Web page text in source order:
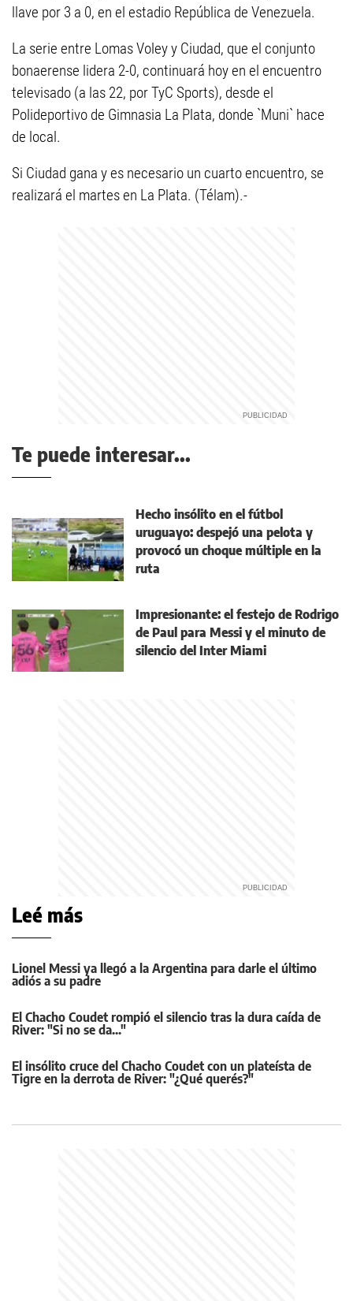
llave por 3 a 0, en el estadio República de Venezuela.
La serie entre Lomas Voley y Ciudad, que el conjunto
bonaerense lidera 2-0, continuará hoy en el encuentro
televisado (a las 22, por TyC Sports), desde el
Polideportivo de Gimnasia La Plata, donde `Muni` hace
de local.
Si Ciudad gana y es necesario un cuarto encuentro, se
realizará el martes en La Plata. (Télam).-
Te puede interesar...
Hecho insólito en el fútbol
uruguayo: despejó una pelota y
provocó un choque múltiple en la
ruta
Impresionante: el festejo de Rodrigo
de Paul para Messi y el minuto de
silencio del Inter Miami
Leé más
Lionel Messi ya llegó a la Argentina para darle el último
adiós a su padre
El Chacho Coudet rompió el silencio tras la dura caída de
River: "Si no se da..."
El insólito cruce del Chacho Coudet con un plateísta de
Tigre en la derrota de River: "¿Qué querés?"